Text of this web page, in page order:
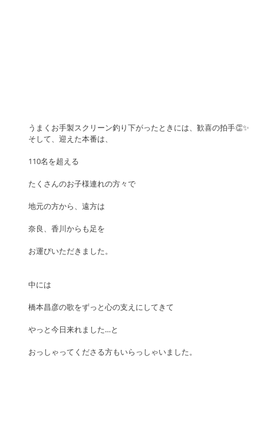
うまくお手製スクリーン釣り下がったときには、歓喜の拍手👏✨
そして、迎えた本番は、
110名を超える
たくさんのお子様連れの方々で
地元の方から、遠方は
奈良、香川からも足を
お運びいただきました。
中には
橋本昌彦の歌をずっと心の支えにしてきて
やっと今日来れました…と
おっしゃってくださる方もいらっしゃいました。